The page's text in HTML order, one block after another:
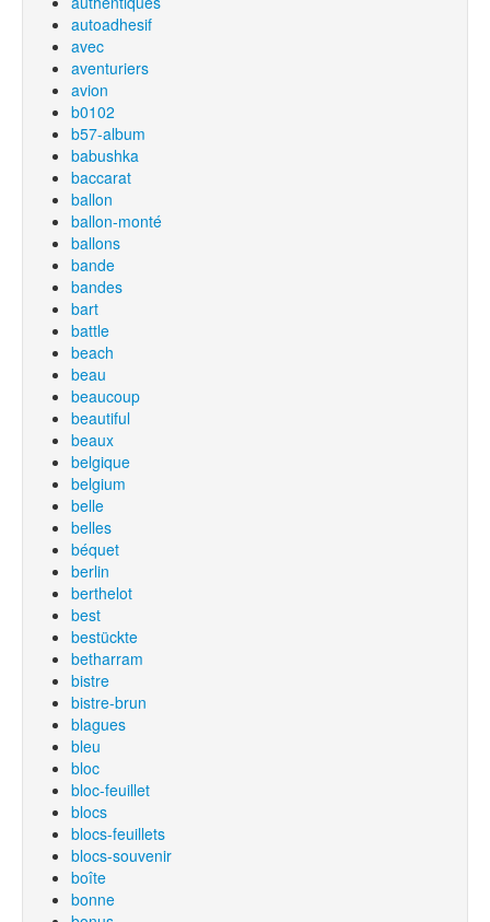
autoadhesif
avec
aventuriers
avion
b0102
b57-album
babushka
baccarat
ballon
ballon-monté
ballons
bande
bandes
bart
battle
beach
beau
beaucoup
beautiful
beaux
belgique
belgium
belle
belles
béquet
berlin
berthelot
best
bestückte
betharram
bistre
bistre-brun
blagues
bleu
bloc
bloc-feuillet
blocs
blocs-feuillets
blocs-souvenir
boîte
bonne